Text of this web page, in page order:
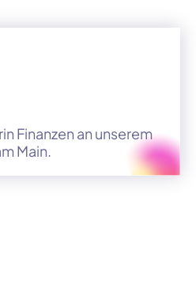
Finanzen an unserem
Main.